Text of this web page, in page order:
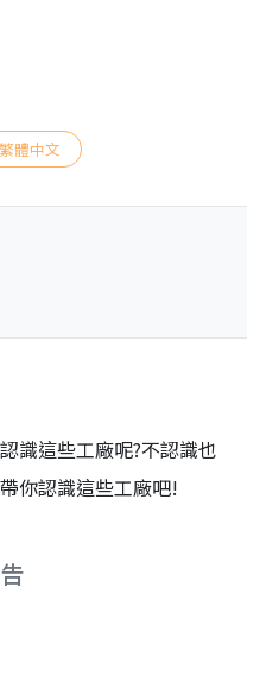
繁體中文
識這些工廠呢?不認識也
你認識這些工廠吧!